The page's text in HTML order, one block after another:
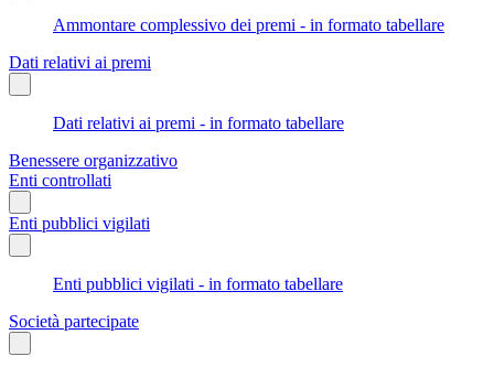
Ammontare complessivo dei premi - in formato tabellare
Dati relativi ai premi
Dati relativi ai premi - in formato tabellare
Benessere organizzativo
Enti controllati
Enti pubblici vigilati
Enti pubblici vigilati - in formato tabellare
Società partecipate